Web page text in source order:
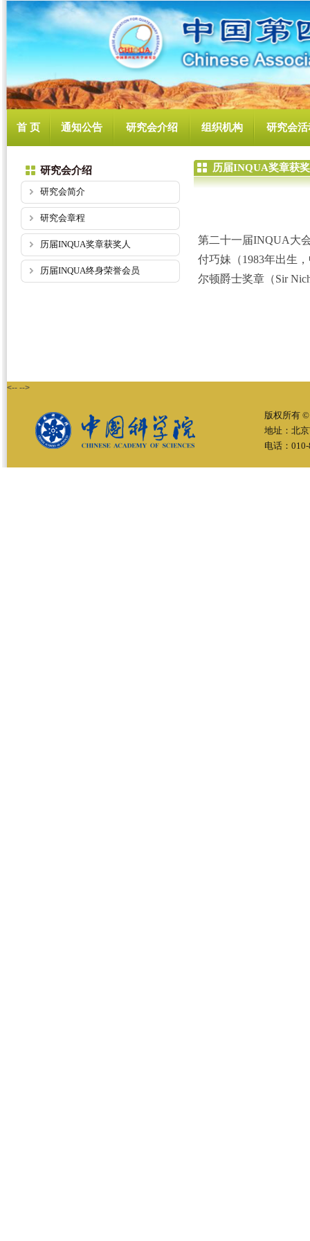
首 页 通知公告 研究会介绍 组织机构 研究会活
研究会介绍
研究会简介
研究会章程
历届INQUA奖章获奖人
历届INQUA终身荣誉会员
历届INQUA奖章获
第二十一届INQUA大
付巧妹（1983年出生
尔顿爵士奖章（Sir
<-- -->
版权所有
地址：北
电话：